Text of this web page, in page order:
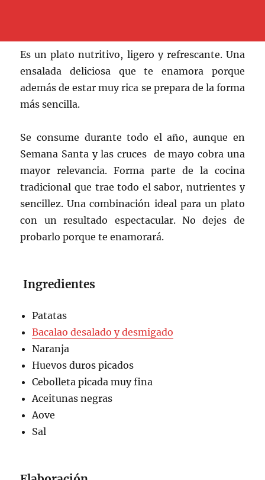
Es un plato nutritivo, ligero y refrescante. Una
ensalada deliciosa que te enamora porque
además de estar muy rica se prepara de la forma
más sencilla.
Se consume durante todo el año, aunque en
Semana Santa y las cruces de mayo cobra una
mayor relevancia. Forma parte de la cocina
tradicional que trae todo el sabor, nutrientes y
sencillez. Una combinación ideal para un plato
con un resultado espectacular. No dejes de
probarlo porque te enamorará.
Ingredientes
Patatas
Bacalao desalado y desmigado
Naranja
Huevos duros picados
Cebolleta picada muy fina
Aceitunas negras
Aove
Sal